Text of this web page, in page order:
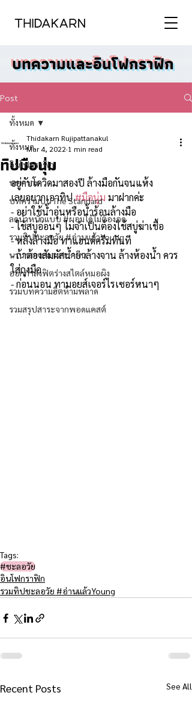
บทความและอินโฟกราฟิก
Post
ทั้งหมด
อินโฟกราฟิก
บทความ
บทความบน The Standard
ลดน้ำหนักแบบ #ผอมได้ไม่ต้องอด
รวมทิปชะลอวัย #อ่านแล้วYoung
นานาสาระอาหารคลีน
ออกกำลังฟิตร่างสไตล์หมอผิง
รวมบทความฮิตห้ามพลาด
รวมสรุปสาระจากพอดแคสต์
ทั้งหมด
ทิปมือนุ่ม
Thidakarn Rujipattanakul
Mar 4, 2022 1 min read
อยู่กับโควิดมาสองปี ล้างมือกันจนแห้ง
เลยอยากเอาทิป #มือนุ่ม มาฝากค่ะ
- อย่าใช้น้ำอุ่นหรือน้ำร้อนล้างมือ
- ใช้สบู่อ่อนๆ ไม่จำเป็นต้องใช้สบู่ฆ่าเชื้อ
- หลังล้างมือ ทาแฮนด์ครีมทันที
- ถ้าต้องสัมผัสน้ำยาล้างจาน ล้างห้องน้ำ ควร
ใส่ถุงมือ
- ก่อนนอน ทามอยส์เจอร์ไรเซอร์หนาๆ
Tags:
#ชะลอวัย​
อินโฟกราฟิก
รวมทิปชะลอวัย #อ่านแล้วYoung
Recent Posts See All